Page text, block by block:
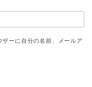
ーに自分の名前、メールア